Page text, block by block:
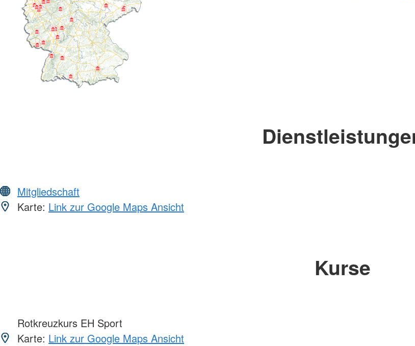
Mitgliedschaft
Karte: Link zur Google Maps Ansicht
Kurse
Rotkreuzkurs EH Sport
Karte: Link zur Google Maps Ansicht